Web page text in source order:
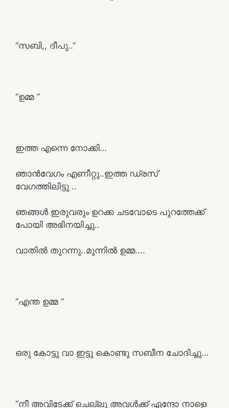
“സബി,, ദീപു..”
“ഉമ്മ ”
ഇത്ത എന്നെ നോക്കി…
ഞാൻവേഗം എണീറ്റു..ഇത്ത ഡ്രസ്
വേഗത്തിലിട്ടു ..
ഞങ്ങൾ ഇരുവരും ഉറക്ക ചടവോടെ പുറത്തേക്ക്
പോയി അഭിനയിച്ചു..
വാതിൽ തുറന്നു..മുന്നിൽ ഉമ്മ….
“എന്ത ഉമ്മ ”
ഒരു കോട്ടു വാ ഇട്ടു കൊണ്ടു സബീന ചോദിച്ചു…
“നീ അവിടേക്ക് ചെല്ലു അവൾക്ക് ഏന്ദോ നാളെ